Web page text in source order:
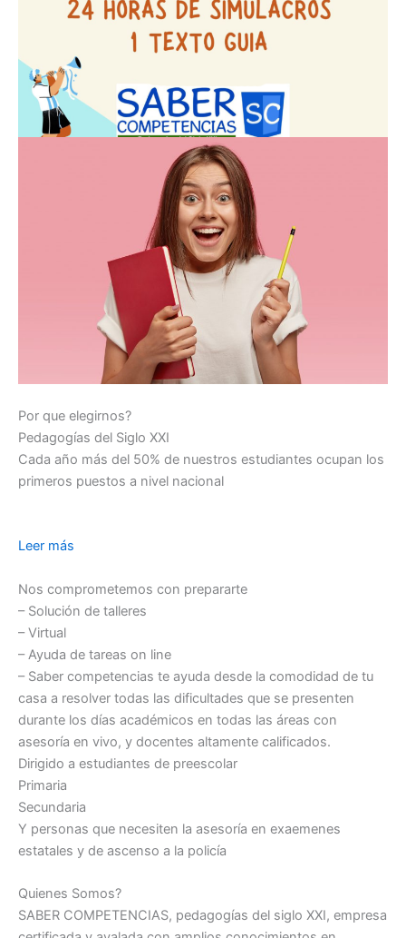
Por que elegirnos?
Pedagogías del Siglo XXI
Cada año más del 50% de nuestros estudiantes ocupan los
primeros puestos a nivel nacional
Leer más
Nos comprometemos con prepararte
– Solución de talleres
– Virtual
– Ayuda de tareas on line
– Saber competencias te ayuda desde la comodidad de tu
casa a resolver todas las dificultades que se presenten
durante los días académicos en todas las áreas con
asesoría en vivo, y docentes altamente calificados.
Dirigido a estudiantes de preescolar
Primaria
Secundaria
Y personas que necesiten la asesoría en exaemenes
estatales y de ascenso a la policía
Quienes Somos?
SABER COMPETENCIAS, pedagogías del siglo XXI, empresa